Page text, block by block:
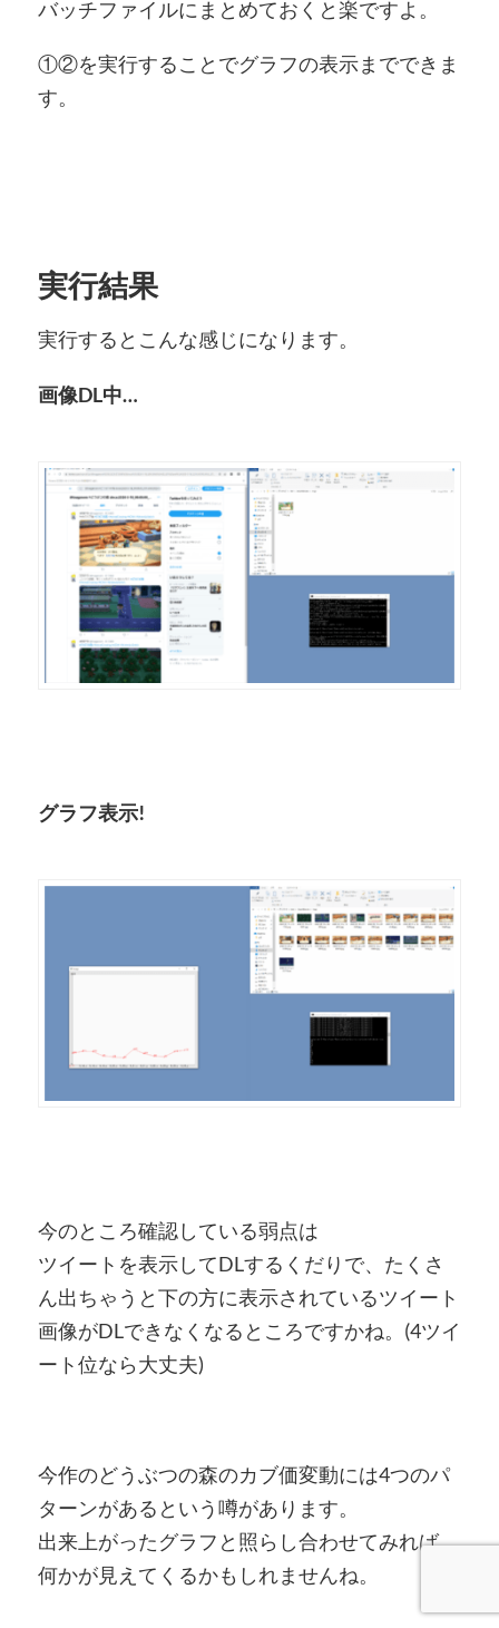
バッチファイルにまとめておくと楽ですよ。
①②を実行することでグラフの表示までできま
す。
実行結果
実行するとこんな感じになります。
画像DL中…
グラフ表示!
今のところ確認している弱点は
ツイートを表示してDLするくだりで、たくさ
ん出ちゃうと下の方に表示されているツイート
画像がDLできなくなるところですかね。(4ツイ
ート位なら大丈夫)
今作のどうぶつの森のカブ価変動には4つのパ
ターンがあるという噂があります。
出来上がったグラフと照らし合わせてみれば、
何かが見えてくるかもしれませんね。